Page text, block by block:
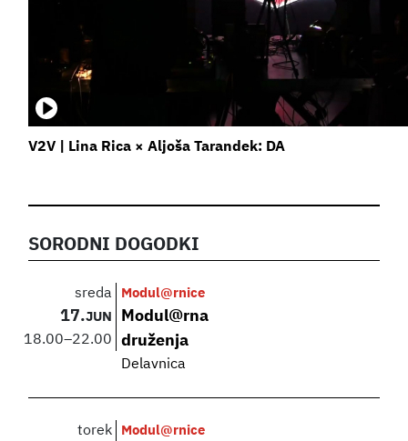
V2V | Lina Rica × Aljoša Tarandek: DA
SORODNI DOGODKI
sreda
17.JUN
18.00–22.00
Modul@rnice
Modul@rna
druženja
Delavnica
torek Modul@rnice